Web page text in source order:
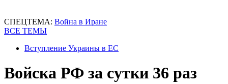
СПЕЦТЕМА: Война в Иране
ВСЕ ТЕМЫ
Вступление Украины в ЕС
Войска РФ за сутки 36 раз